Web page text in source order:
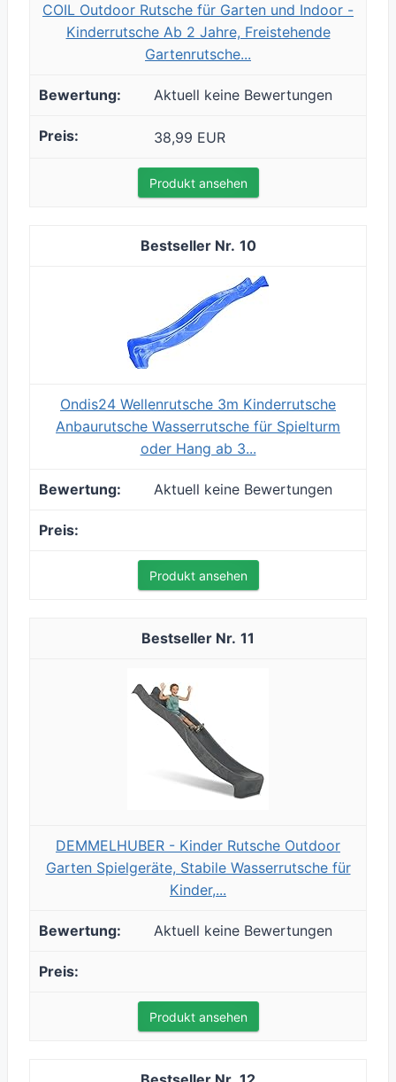
COIL Outdoor Rutsche für Garten und Indoor -
Kinderrutsche Ab 2 Jahre, Freistehende
Gartenrutsche...
Aktuell keine Bewertungen
38,99 EUR
Produkt ansehen
10
Ondis24 Wellenrutsche 3m Kinderrutsche
Anbaurutsche Wasserrutsche für Spielturm
oder Hang ab 3...
Aktuell keine Bewertungen
Produkt ansehen
11
DEMMELHUBER - Kinder Rutsche Outdoor
Garten Spielgeräte, Stabile Wasserrutsche für
Kinder,...
Aktuell keine Bewertungen
Produkt ansehen